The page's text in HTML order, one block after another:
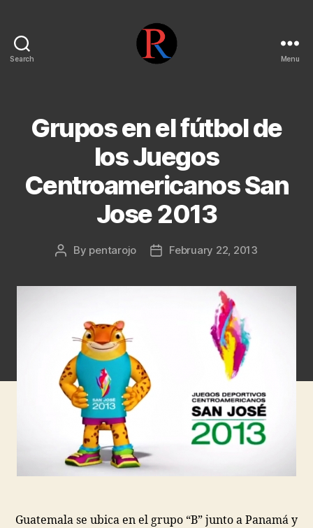
Search Menu
Grupos en el fútbol de
los Juegos
Centroamericanos San
Jose 2013
Post
By pentarojo
PostFebruary 22, 2013
Guatemala se ubica en el grupo “B” junto a Panamá y